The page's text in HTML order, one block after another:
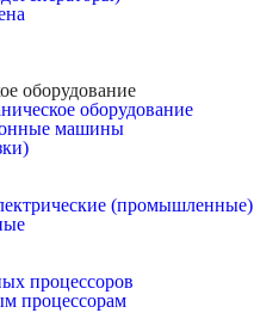
оборудование
оборудование
машины
(промышленные)
процессоров
процессорам